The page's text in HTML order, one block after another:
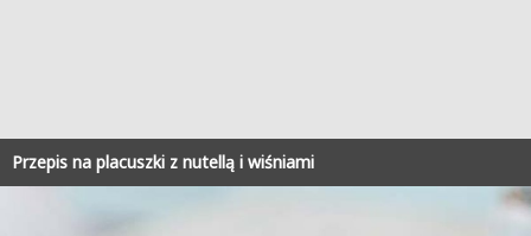
Przepis na placuszki z nutellą i wiśniami